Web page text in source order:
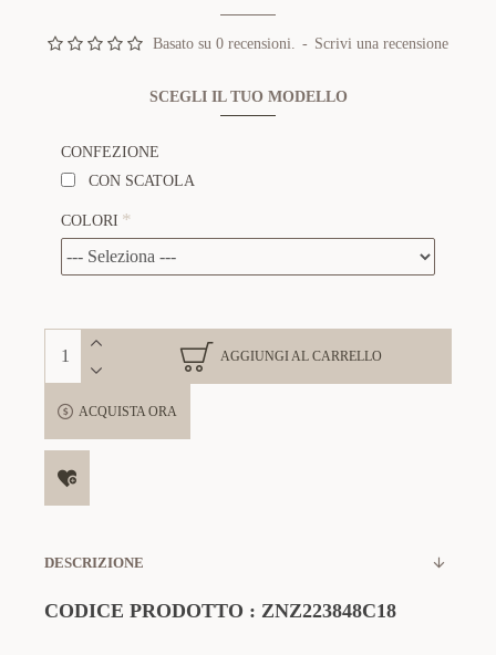
Basato su 0 recensioni. - Scrivi una recensione
SCEGLI IL TUO MODELLO
CONFEZIONE
CON SCATOLA
COLORI
AGGIUNGI AL CARRELLO
ACQUISTA ORA
DESCRIZIONE
CODICE PRODOTTO : ZNZ223848C18